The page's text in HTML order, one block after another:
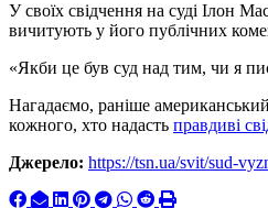
У своїх свідчення на суді Ілон
вичитують у його публічних
«Якби це був суд над тим, чи я
Нагадаємо, раніше
кожного, хто надасть правдиві
Джерело: https://tsn.ua/svit/sud-